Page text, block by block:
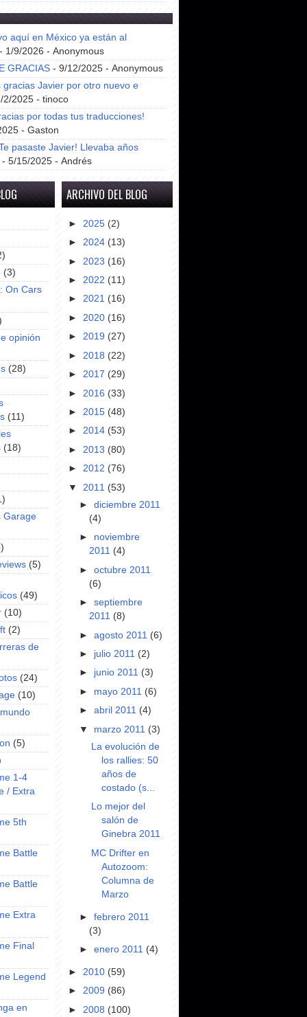
aquí en México ya están al
1/9/2026 - Anonymous
GRACIAS - 9/12/2025 - Anonymous
gracias Javier por otro nuevo e
2025 - tinoco
por todas tus traducciones!
- Gaston
pasaste Javier! Llevaba años
- 5/15/2025 - Andrés
(3)
On Cars
opinión
(28)
(11)
(18)
Garage
(5)
(49)
(10)
(2)
de
(24)
(10)
(5)
1-4
/ Extra
5th
Battle
Battle
Extra
Final
Legend
en
ARCHIVO DEL BLOG
► 2025 (2)
► 2024 (13)
► 2023 (16)
► 2022 (11)
► 2021 (16)
► 2020 (16)
► 2019 (27)
► 2018 (22)
► 2017 (29)
► 2016 (33)
► 2015 (48)
► 2014 (53)
► 2013 (80)
► 2012 (76)
▼ 2011 (53)
►diciembre 2011
(4)
► noviembre
2011 (4)
►octubre 2011
(6)
►septiembre
2011 (8)
►agosto 2011 (6)
► julio 2011 (2)
► junio 2011 (3)
► mayo 2011 (6)
►abril 2011 (4)
▼ marzo 2011 (3)
La evolución de
los rallies: 50
años de
costado (s...
Lo mejor del
salón de
Ginebra 2011
MC Drifter en
Autozoom:
Columna de
Marzo
►febrero 2011
(3)
►enero 2011 (4)
► 2010 (59)
► 2009 (86)
► 2008 (100)